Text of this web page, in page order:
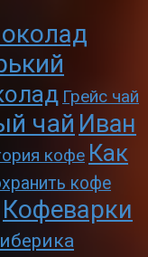
Грейс чай
чай Иван
кофе Как
кофе
Кофеварки